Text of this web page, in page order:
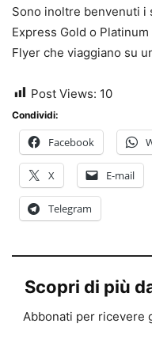
Sono inoltre benvenuti i
Express Gold o
Flyer che viaggiano su
Post Views: 10
Condividi:
Facebook
X E-mail
Telegram
Scopri di più
Abbonati per ricevere